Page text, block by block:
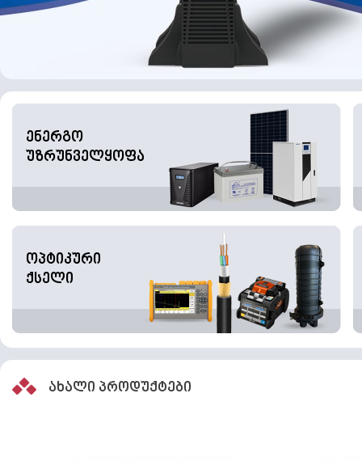
ენერგო
უზრუნველყოფა
ოპტიკური
ქსელი
ახალი პროდუქტები